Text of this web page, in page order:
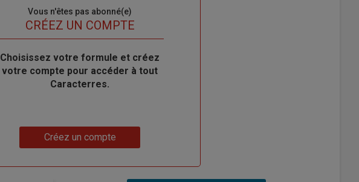
Vous n'êtes pas abonné(e)
TITRECRÉEZ UN COMPTE
Body
Choisissez votre formule et créez
votre compte pour accéder à tout
Caracterres.
Créez un compte